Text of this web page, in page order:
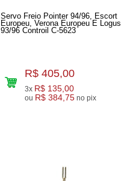
Servo Freio Pointer 94/96, Escort
Europeu, Verona Europeu E Logus
93/96 Controil C-5623
R$ 405,00
3x R$ 135,00
ou R$ 384,75 no pix